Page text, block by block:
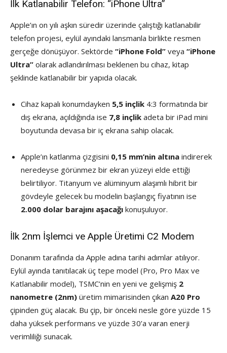
İlk Katlanabilir Telefon: “iPhone Ultra”
Apple’ın on yılı aşkın süredir üzerinde çalıştığı katlanabilir
telefon projesi, eylül ayındaki lansmanla birlikte resmen
gerçeğe dönüşüyor. Sektörde “iPhone Fold” veya “iPhone
Ultra” olarak adlandırılması beklenen bu cihaz, kitap
şeklinde katlanabilir bir yapıda olacak.
Cihaz kapalı konumdayken 5,5 inçlik 4:3 formatında bir
dış ekrana, açıldığında ise 7,8 inçlik adeta bir iPad mini
boyutunda devasa bir iç ekrana sahip olacak.
Apple’ın katlanma çizgisini 0,15 mm’nin altına indirerek
neredeyse görünmez bir ekran yüzeyi elde ettiği
belirtiliyor. Titanyum ve alüminyum alaşımlı hibrit bir
gövdeyle gelecek bu modelin başlangıç fiyatının ise
2.000 dolar barajını aşacağı konuşuluyor.
İlk 2nm İşlemci ve Apple Üretimi C2 Modem
Donanım tarafında da Apple adına tarihi adımlar atılıyor.
Eylül ayında tanıtılacak üç tepe model (Pro, Pro Max ve
Katlanabilir model), TSMC’nin en yeni ve gelişmiş 2
nanometre (2nm) üretim mimarisinden çıkan A20 Pro
çipinden güç alacak. Bu çip, bir önceki nesle göre yüzde 15
daha yüksek performans ve yüzde 30’a varan enerji
verimliliği sunacak.